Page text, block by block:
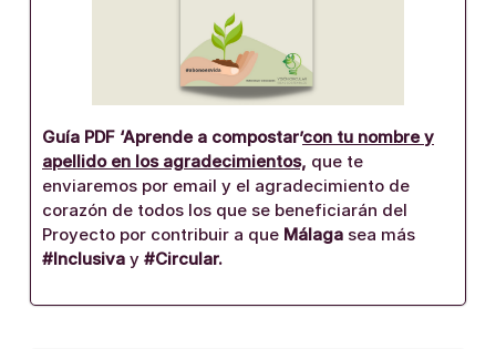
Guía PDF ‘Aprende a compostar’con tu nombre y
apellido en los agradecimientos, que te
enviaremos por email y el agradecimiento de
corazón de todos los que se beneficiarán del
Proyecto por contribuir a que Málaga sea más
#Inclusiva y #Circular.